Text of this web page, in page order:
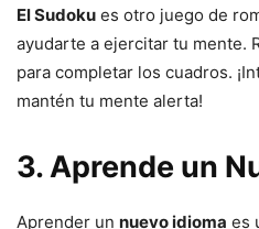
El Sudoku es otro juego de
ayudarte a ejercitar tu mente.
para completar los cuadros.
mantén tu mente alerta!
3. Aprende un
Aprender un nuevo idioma es